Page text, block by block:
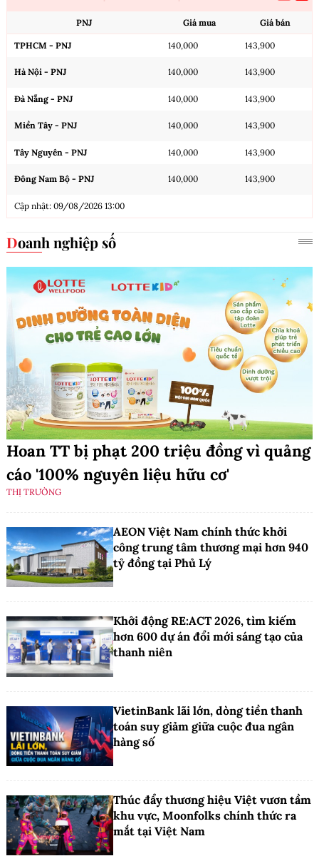
PNJ Giá mua Giá bán
TPHCM - PNJ 140,000 143,900
Hà Nội - PNJ 140,000 143,900
Đà Nẵng - PNJ 140,000 143,900
Miền Tây - PNJ 140,000 143,900
Tây Nguyên - PNJ 140,000 143,900
Đông Nam Bộ - PNJ 140,000 143,900
Cập nhật: 09/08/2026 13:00
Doanh nghiệp số
Hoan TT bị phạt 200 triệu đồng vì quảng
cáo '100% nguyên liệu hữu cơ'
THỊ TRƯỜNG
AEON Việt Nam chính thức khởi
công trung tâm thương mại hơn 940
tỷ đồng tại Phủ Lý
Khởi động RE:ACT 2026, tìm kiếm
hơn 600 dự án đổi mới sáng tạo của
thanh niên
VietinBank lãi lớn, dòng tiền thanh
toán suy giảm giữa cuộc đua ngân
hàng số
Thúc đẩy thương hiệu Việt vươn tầm
khu vực, Moonfolks chính thức ra
mắt tại Việt Nam